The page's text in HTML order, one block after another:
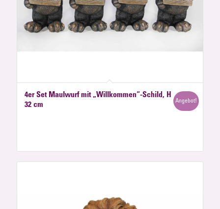
4er Set Maulwurf mit „Willkommen“-Schild, H
32 cm
Angebot!